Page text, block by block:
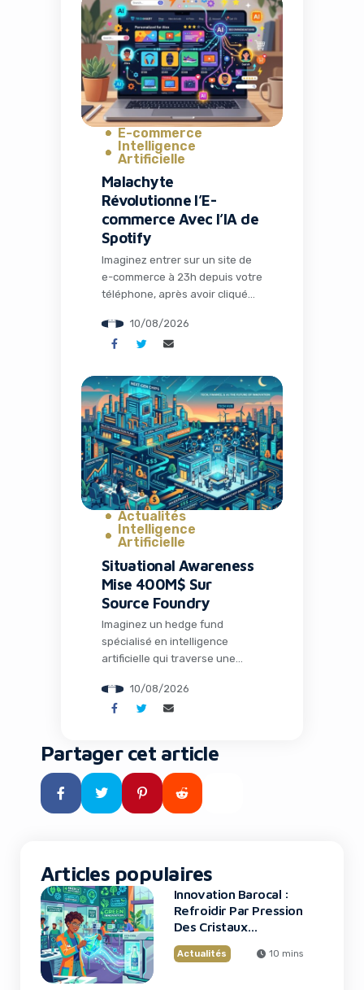
l’Université de Cambridge qui
pourrait bien bouleverser
l’industrie de la réfrigération
telle que nous la connaissons
depuis plus d’un siècle. Dans un
monde où […]
E-commerce
Intelligence
Artificielle
Malachyte
Révolutionne l’E-
commerce Avec l’IA de
Spotify
Imaginez entrer sur un site de
e-commerce à 23h depuis votre
téléphone, après avoir cliqué
promotionnel. Au lieu du
catalogue générique habituel,
correspondent exactement à
votre besoin immédiat : des
articles pratiques, robustes,
adaptés à une utilisation
professionnelle. Pas de
recommandations basées sur
vos achats […]
10/08/2026
Actualités
Intelligence
Artificielle
Situational Awareness
Mise 400M$ Sur
Source Foundry
Imaginez un hedge fund
spécialisé en intelligence
artificielle qui traverse une
céder une grande partie de son
portefeuille public, et qui décide
de dollars dans une jeune
startup prometteuse dans le
domaine des semi-
conducteurs. C’est exactement
ce qui vient de se produire avec
10/08/2026
Partager cet article
Articles populaires
Innovation Barocal :
Refroidir Par Pression
Des Cristaux
Plastiques
Actualités 10 mins